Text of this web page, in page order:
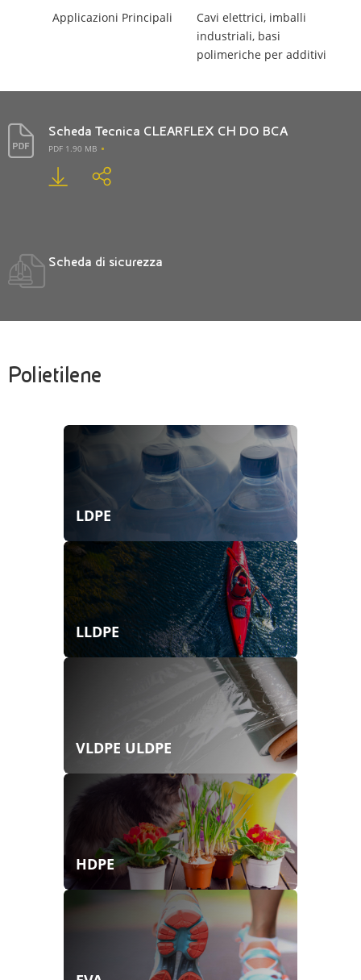
Applicazioni Principali
Cavi elettrici, imballi
industriali, basi
polimeriche per additivi
Scheda Tecnica CLEARFLEX CH DO BCA
PDF 1.90 MB
Scheda di sicurezza
Polietilene
LDPE
LLDPE
VLDPE ULDPE
HDPE